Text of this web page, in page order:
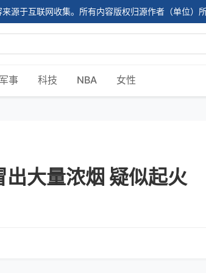
源于互联网收集。所有内容版权归源作者（单位）所
军事 科技 NBA 女性
大量浓烟 疑似起火